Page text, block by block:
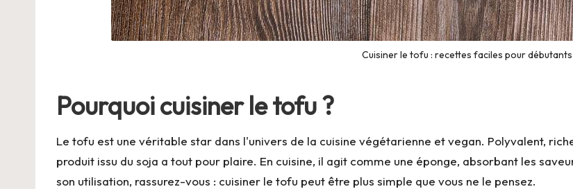
Cuisiner le tofu : recettes faciles pour débutants
Pourquoi cuisiner le tofu ?
Le tofu est une véritable star dans l'univers de la cuisine végétarienne et vegan. Polyvalent,
produit issu du soja a tout pour plaire. En cuisine, il agit comme une éponge, absorbant les
son utilisation, rassurez-vous : cuisiner le tofu peut être plus simple que vous ne le pensez.